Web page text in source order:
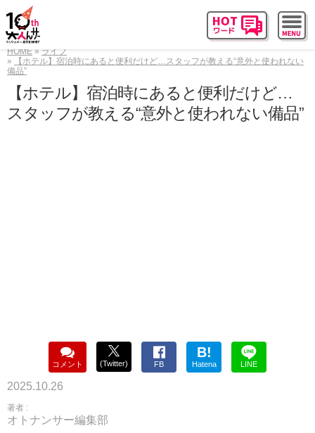
HOME
ライフ
【ホテル】宿泊時にあると便利だけど…スタッフが教える“意外と使われない
備品”
【ホテル】宿泊時にあると便利だけど…
スタッフが教える“意外と使われない備品”
コメント (Twitter) FB
B!
Hatena LINE
2025.10.26
著者 :
オトナンサー編集部